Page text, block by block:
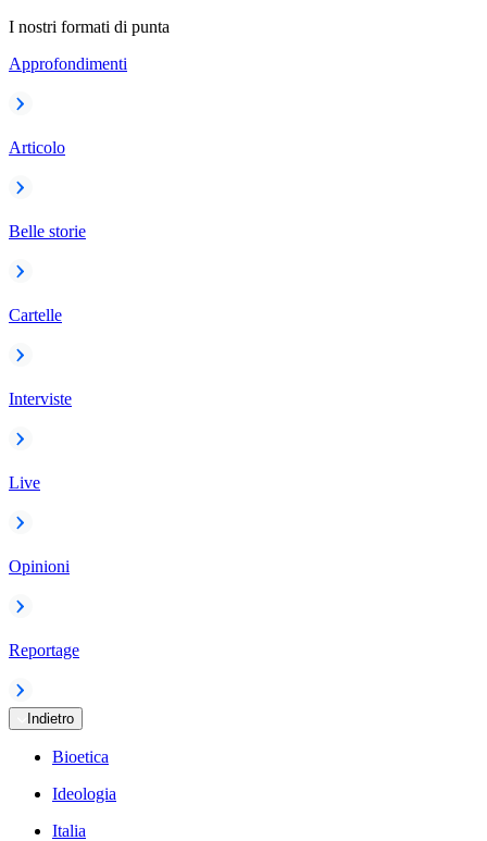
I nostri formati di punta
Approfondimenti
Articolo
Belle storie
Cartelle
Interviste
Live
Opinioni
Reportage
Indietro
Bioetica
Ideologia
Italia